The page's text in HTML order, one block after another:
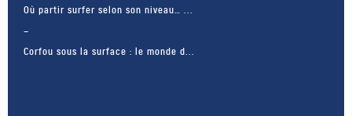
Où partir surfer selon son niveau… ...
Corfou sous la surface : le monde d...